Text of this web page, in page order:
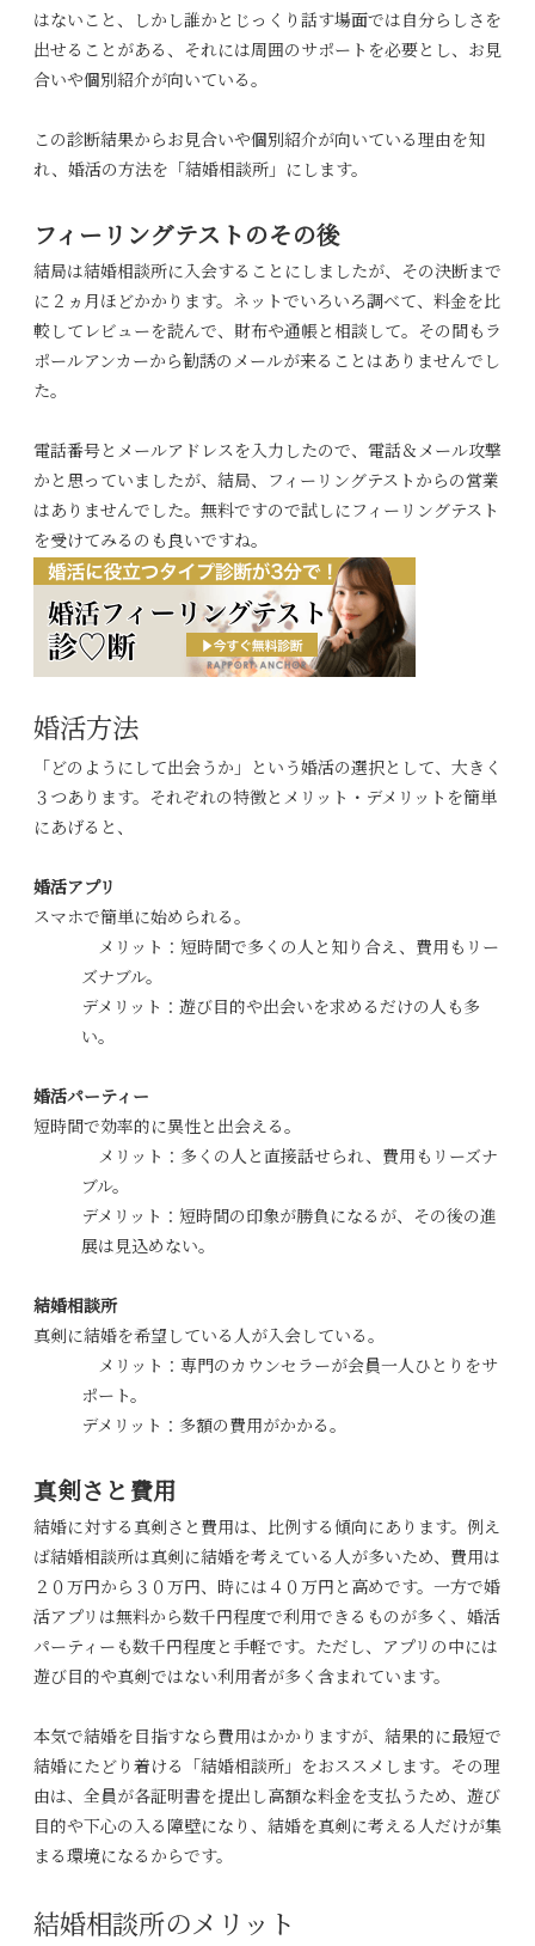
はないこと、しかし誰かとじっくり話す場面では自分らしさを
出せることがある、それには周囲のサポートを必要とし、お見
合いや個別紹介が向いている。
この診断結果からお見合いや個別紹介が向いている理由を知
れ、婚活の方法を「結婚相談所」にします。
フィーリングテストのその後
結局は結婚相談所に入会することにしましたが、その決断まで
に２ヵ月ほどかかります。ネットでいろいろ調べて、料金を比
較してレビューを読んで、財布や通帳と相談して。その間もラ
ポールアンカーから勧誘のメールが来ることはありませんでし
た。
電話番号とメールアドレスを入力したので、電話＆メール攻撃
かと思っていましたが、結局、フィーリングテストからの営業
はありませんでした。無料ですので試しにフィーリングテスト
を受けてみるのも良いですね。
婚活方法
「どのようにして出会うか」という婚活の選択として、大きく
３つあります。それぞれの特徴とメリット・デメリットを簡単
にあげると、
婚活アプリ
スマホで簡単に始められる。
メリット：短時間で多くの人と知り合え、費用もリー
ズナブル。
デメリット：遊び目的や出会いを求めるだけの人も多
い。
婚活パーティー
短時間で効率的に異性と出会える。
メリット：多くの人と直接話せられ、費用もリーズナ
ブル。
デメリット：短時間の印象が勝負になるが、その後の進
展は見込めない。
結婚相談所
真剣に結婚を希望している人が入会している。
メリット：専門のカウンセラーが会員一人ひとりをサ
ポート。
デメリット：多額の費用がかかる。
真剣さと費用
結婚に対する真剣さと費用は、比例する傾向にあります。例え
ば結婚相談所は真剣に結婚を考えている人が多いため、費用は
２０万円から３０万円、時には４０万円と高めです。一方で婚
活アプリは無料から数千円程度で利用できるものが多く、婚活
パーティーも数千円程度と手軽です。ただし、アプリの中には
遊び目的や真剣ではない利用者が多く含まれています。
本気で結婚を目指すなら費用はかかりますが、結果的に最短で
結婚にたどり着ける「結婚相談所」をおススメします。その理
由は、全員が各証明書を提出し高額な料金を支払うため、遊び
目的や下心の入る障壁になり、結婚を真剣に考える人だけが集
まる環境になるからです。
結婚相談所のメリット